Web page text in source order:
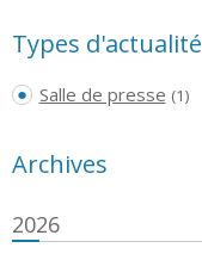
Types d'actualité
Salle de presse (1)
Archives
2026